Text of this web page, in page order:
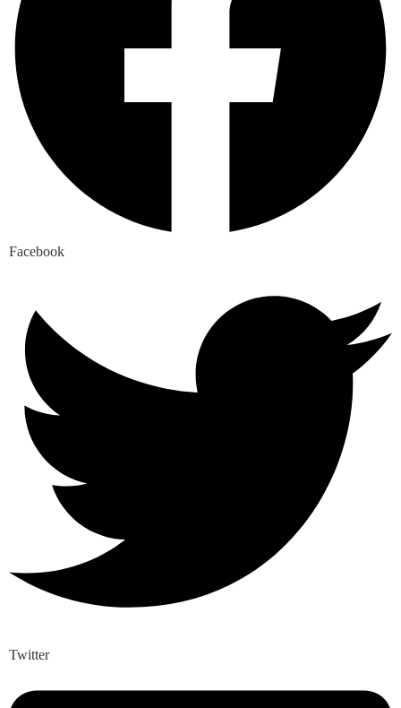
Facebook
Twitter